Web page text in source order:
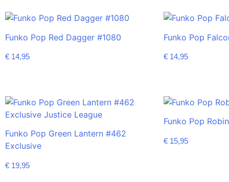
Funko Pop Red Dagger #1080
€ 14,95
Funko Pop
€ 14,95
Funko Pop Green Lantern #462
Exclusive
€ 19,95
Funko Pop
€ 15,95